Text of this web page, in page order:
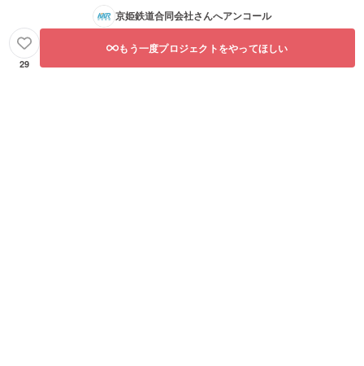
京姫鉄道合同会社さんへアンコール
29
もう一度プロジェクトをやってほしい